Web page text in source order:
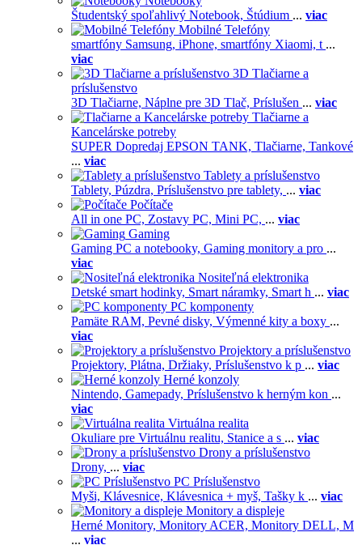
Študentský spoľahlivý Notebook, Štúdium ... viac
Mobilné Telefóny
smartfóny Samsung, iPhone, smartfóny Xiaomi, t ...
viac
3D Tlačiarne a
príslušenstvo
3D Tlačiarne, Náplne pre 3D Tlač, Príslušen ... viac
Tlačiarne a
Kancelárske potreby
SUPER Dopredaj EPSON TANK, Tlačiarne, Tankové
... viac
Tablety a príslušenstvo
Tablety, Púzdra, Príslušenstvo pre tablety, ... viac
Počítače
All in one PC, Zostavy PC, Mini PC, ... viac
Gaming
Gaming PC a notebooky, Gaming monitory a pro ...
viac
Nositeľná elektronika
Detské smart hodinky, Smart náramky, Smart h ... viac
PC komponenty
Pamäte RAM, Pevné disky, Výmenné kity a boxy ...
viac
Projektory a príslušenstvo
Projektory, Plátna, Držiaky, Príslušenstvo k p ... viac
Herné konzoly
Nintendo, Gamepady, Príslušenstvo k herným kon ...
viac
Virtuálna realita
Okuliare pre Virtuálnu realitu, Stanice a s ... viac
Drony a príslušenstvo
Drony, ... viac
PC Príslušenstvo
Myši, Klávesnice, Klávesnica + myš, Tašky k ... viac
Monitory a displeje
Herné Monitory, Monitory ACER, Monitory DELL, M
... viac